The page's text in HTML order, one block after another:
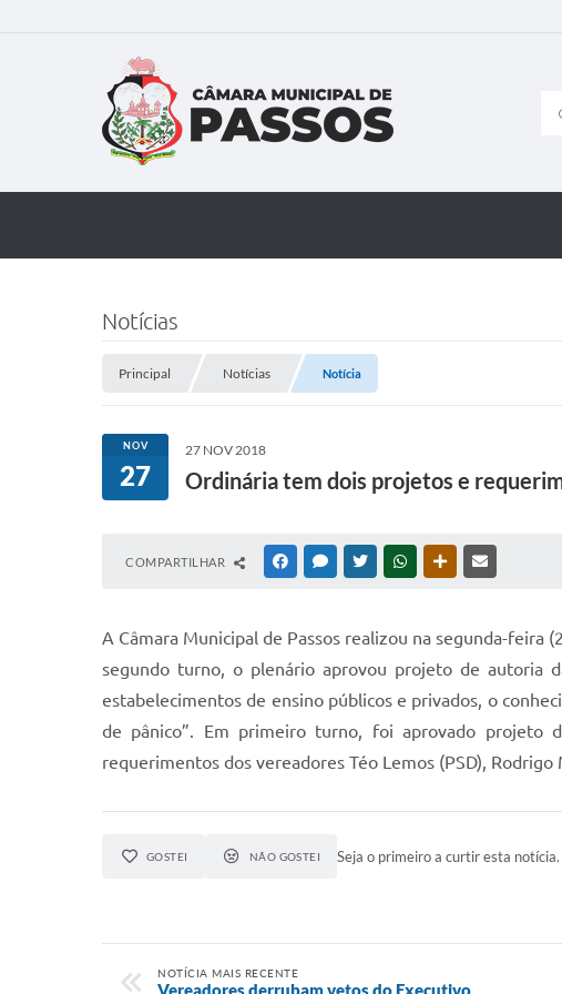
Notícias
Principal Notícias Notícia
NOV
27
27 NOV 2018
Ordinária tem dois projetos e
COMPARTILHAR FACEBOOKMESSENGER
TWITTERWHATSAPPOUTRAS MÍDIAS
A Câmara Municipal de Passos realizou na segunda-
segundo turno, o plenário aprovou projeto de autoria
estabelecimentos de ensino públicos e privados, o
de pânico”. Em primeiro turno, foi aprovado projeto
requerimentos dos vereadores Téo Lemos (PSD),
GOSTEI NÃO GOSTEI Seja o primeiro a curtir esta notícia.
NOTÍCIA MAIS RECENTE
Vereadores derrubam vetos do Executivo